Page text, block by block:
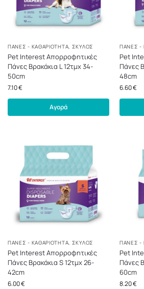
ΠΆΝΕΣ - ΚΑΘΑΡΙΌΤΗΤΑ, ΣΚΎΛΟΣ
Pet Interest Απορροφητικές
Πάνες Βρακάκια L 12τμχ 34-
50cm
7.10€
Αγορά
ΠΆΝΕΣ -
Pet
Πάνες
48cm
6.60€
ΠΆΝΕΣ - ΚΑΘΑΡΙΌΤΗΤΑ, ΣΚΎΛΟΣ
Pet Interest Απορροφητικές
Πάνες Βρακάκια S 12τμχ 26-
42cm
6.00€
ΠΆΝΕΣ -
Pet
Πάνες
60cm
8.20€